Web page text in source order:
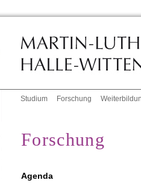
Studium Forschung
Forschung
Agenda